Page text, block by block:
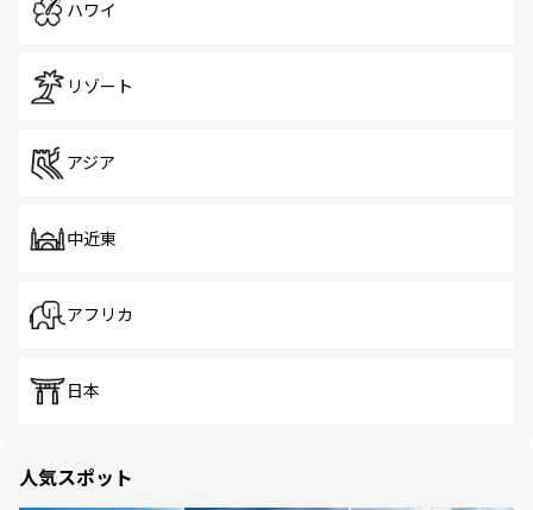
ハワイ
リゾート
アジア
中近東
アフリカ
日本
人気スポット